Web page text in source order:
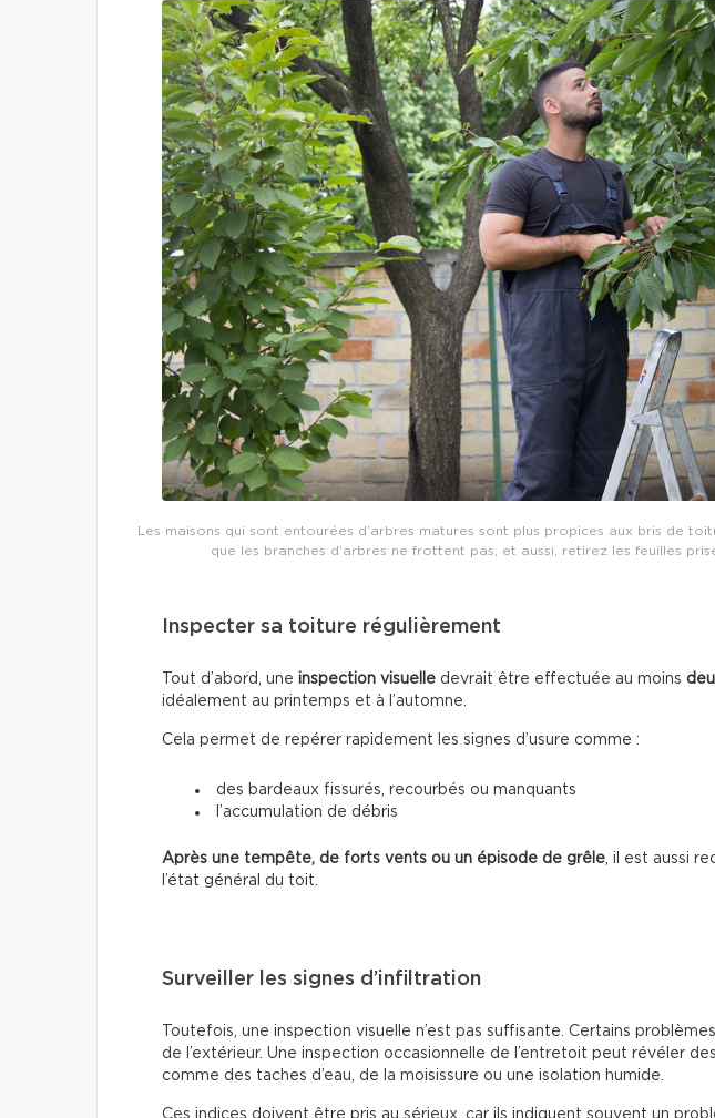
Les maisons qui sont entourées d’arbres matures sont plus propices aux bris de
que les branches d’arbres ne frottent pas, et aussi, retirez les feuilles
Inspecter sa toiture régulièrement
Tout d’abord, une inspection visuelle devrait être effectuée au moins
idéalement au printemps et à l’automne.
Cela permet de repérer rapidement les signes d’usure comme :
des bardeaux fissurés, recourbés ou manquants
l’accumulation de débris
Après une tempête, de forts vents ou un épisode de grêle , il est aussi
l’état général du toit.
Surveiller les signes d’infiltration
Toutefois, une inspection visuelle n’est pas suffisante. Certains
de l’extérieur. Une inspection occasionnelle de l’entretoit peut révéler
comme des taches d’eau, de la moisissure ou une isolation humide.
Ces indices doivent être pris au sérieux, car ils indiquent souvent un